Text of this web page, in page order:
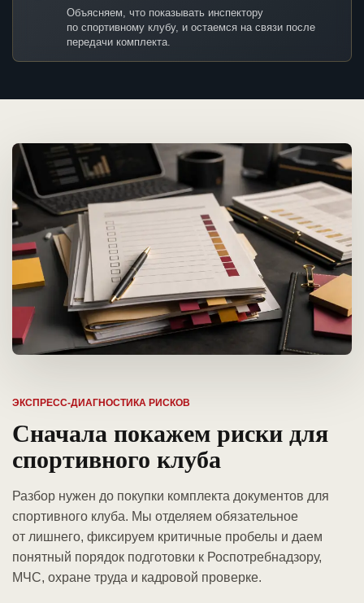
Объясняем, что показывать инспектору
по спортивному клубу, и остаемся на связи после
передачи комплекта.
ЭКСПРЕСС-ДИАГНОСТИКА РИСКОВ
Сначала покажем риски для
спортивного клуба
Разбор нужен до покупки комплекта документов для
спортивного клуба. Мы отделяем обязательное
от лишнего, фиксируем критичные пробелы и даем
понятный порядок подготовки к Роспотребнадзору,
МЧС, охране труда и кадровой проверке.